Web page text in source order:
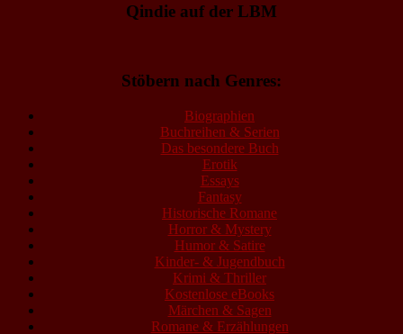
Qindie auf der LBM
Stöbern nach Genres:
Biographien
Buchreihen & Serien
Das besondere Buch
Erotik
Essays
Fantasy
Historische Romane
Horror & Mystery
Humor & Satire
Kinder- & Jugendbuch
Krimi & Thriller
Kostenlose eBooks
Märchen & Sagen
Romane & Erzählungen